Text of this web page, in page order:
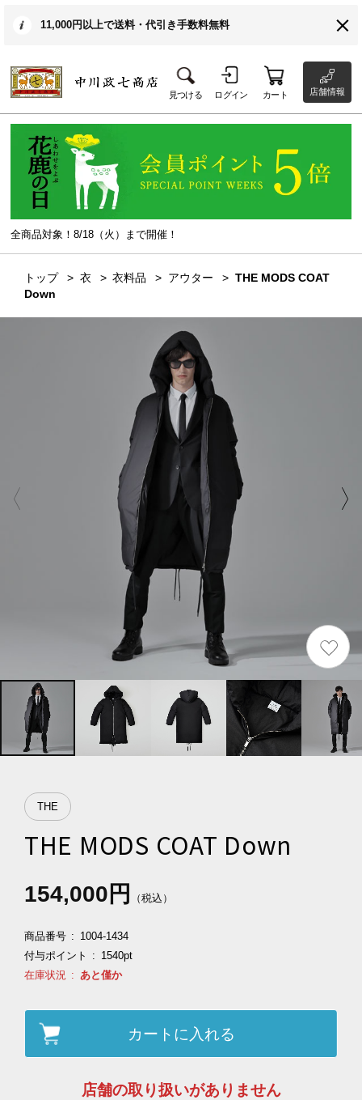
11,000円以上で送料・代引き手数料無料
見つける ログイン カート 店舗情報
全商品対象！8/18（火）まで開催！
トップ 衣 衣料品 アウター
THE MODS COAT
Down
THE
THE MODS COAT Down
154,000円 （税込）
商品番号
1004-1434
付与ポイント
1540pt
在庫状況
あと僅か
カートに入れる
店舗の取り扱いがありません